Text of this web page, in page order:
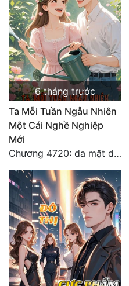
6 tháng trước
Ta Mỗi Tuần Ngẫu Nhiên
Một Cái Nghề Nghiệp
Mới
Chương 4720: da mặt dày